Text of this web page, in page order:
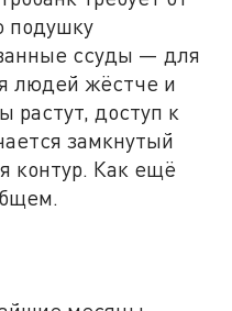
подушку
ссуды — для
людей жёстче и
растут, доступ к
замкнутый
контур. Как ещё